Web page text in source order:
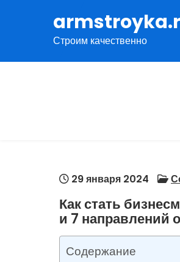
содержимомуСтроим качественно
29 января 2024
Как стать
и 7 направлений
Содержание